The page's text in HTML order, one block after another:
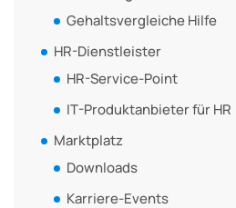
Gehaltsvergleiche Hilfe
HR-Dienstleister
HR-Service-Point
IT-Produktanbieter für HR
Marktplatz
Downloads
Karriere-Events